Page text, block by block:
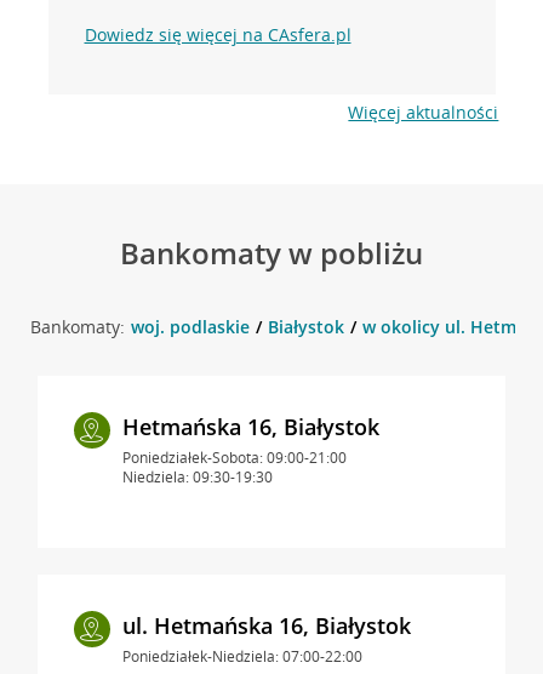
Dowiedz się więcej na CAsfera.pl
Więcej aktualności
Bankomaty w pobliżu
Bankomaty: woj. podlaskie Białystok w okolicy ul.
Hetmańska 16, Białystok
Poniedziałek-Sobota: 09:00-21:00
Niedziela: 09:30-19:30
ul. Hetmańska 16, Białystok
Poniedziałek-Niedziela: 07:00-22:00